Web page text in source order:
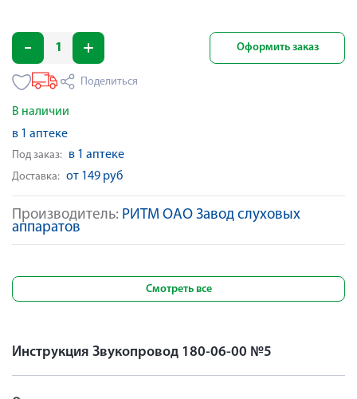
Производитель: РИТМ ОАО Завод слуховых
аппаратов
Оформить заказ
Поделиться
В наличии
в 1 аптеке
Под заказ: в 1 аптеке
Доставка: от 149 руб
Смотреть все
Инструкция Звукопровод 180-06-00 №5